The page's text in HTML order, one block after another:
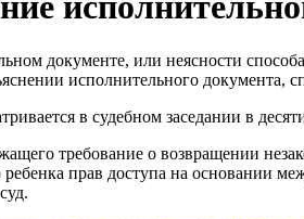
документе, или неясности
исполнительного документа,
в судебном заседании в
требование о возвращении
прав доступа на основании